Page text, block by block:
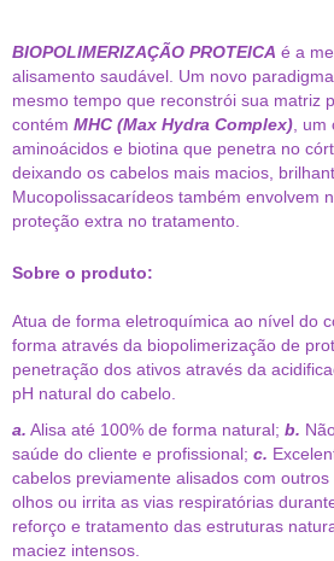
BIOPOLIMERIZAÇÃO PROTEICA é a
alisamento saudável. Um novo
mesmo tempo que reconstrói sua matriz
contém MHC (Max Hydra Complex) ,
aminoácidos e biotina que penetra no
deixando os cabelos mais macios,
Mucopolissacarídeos também envolvem
proteção extra no tratamento.
Sobre o produto:
Atua de forma eletroquímica ao nível do
forma através da biopolimerização de
penetração dos ativos através da
pH natural do cabelo.
a. Alisa até 100% de forma natural; b.
saúde do cliente e profissional; c.
cabelos previamente alisados com outros
olhos ou irrita as vias respiratórias
reforço e tratamento das estruturas
maciez intensos.